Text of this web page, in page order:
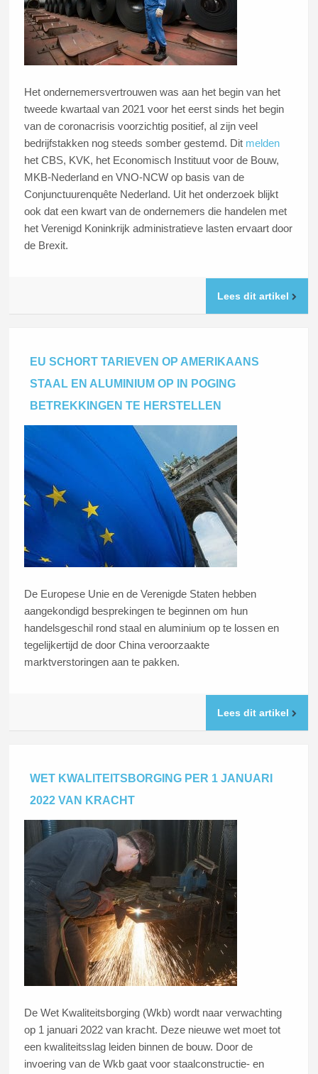
Het ondernemersvertrouwen was aan het begin van het
tweede kwartaal van 2021 voor het eerst sinds het begin
van de coronacrisis voorzichtig positief, al zijn veel
bedrijfstakken nog steeds somber gestemd. Dit melden
het CBS, KVK, het Economisch Instituut voor de Bouw,
MKB-Nederland en VNO-NCW op basis van de
Conjunctuurenquête Nederland. Uit het onderzoek blijkt
ook dat een kwart van de ondernemers die handelen met
het Verenigd Koninkrijk administratieve lasten ervaart door
de Brexit.
Lees dit artikel
EU SCHORT TARIEVEN OP AMERIKAANS
STAAL EN ALUMINIUM OP IN POGING
BETREKKINGEN TE HERSTELLEN
De Europese Unie en de Verenigde Staten hebben
aangekondigd besprekingen te beginnen om hun
handelsgeschil rond staal en aluminium op te lossen en
tegelijkertijd de door China veroorzaakte
marktverstoringen aan te pakken.
Lees dit artikel
WET KWALITEITSBORGING PER 1 JANUARI
2022 VAN KRACHT
De Wet Kwaliteitsborging (Wkb) wordt naar verwachting
op 1 januari 2022 van kracht. Deze nieuwe wet moet tot
een kwaliteitsslag leiden binnen de bouw. Door de
invoering van de Wkb gaat voor staalconstructie- en